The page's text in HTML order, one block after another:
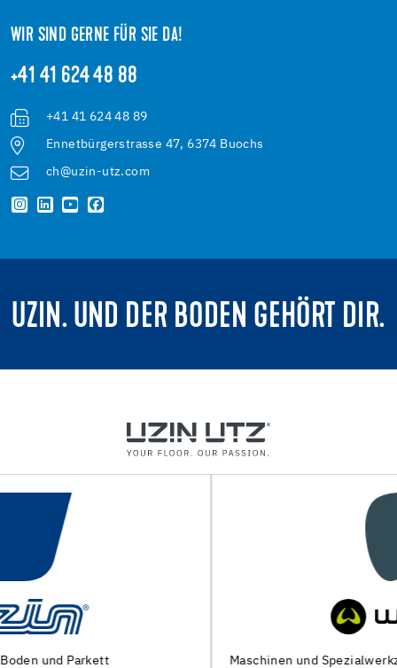
WIR SIND GERNE FÜR SIE DA!
+41 41 624 48 88
+41 41 624 48 89
Ennetbürgerstrasse 47, 6374 Buochs
ch@uzin-utz.com
UZIN. UND DER BODEN GEHÖRT DIR.
Maschinen und Spezialwerkzeuge zur